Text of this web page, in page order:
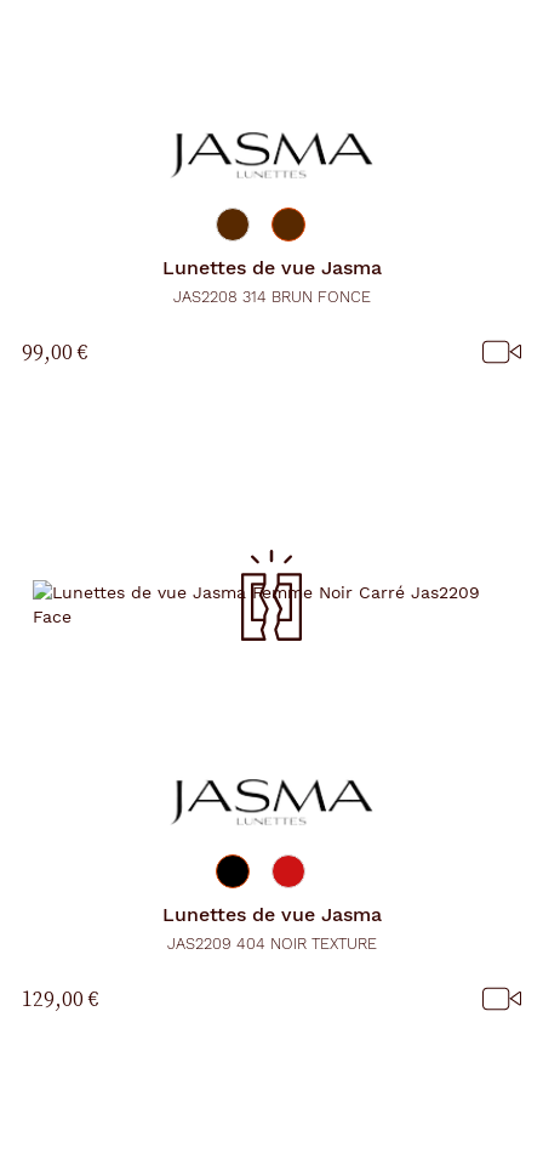
Lunettes de vue Jasma
JAS2208 314 BRUN FONCE
99,00 €
Lunettes de vue Jasma
JAS2209 404 NOIR TEXTURE
129,00 €